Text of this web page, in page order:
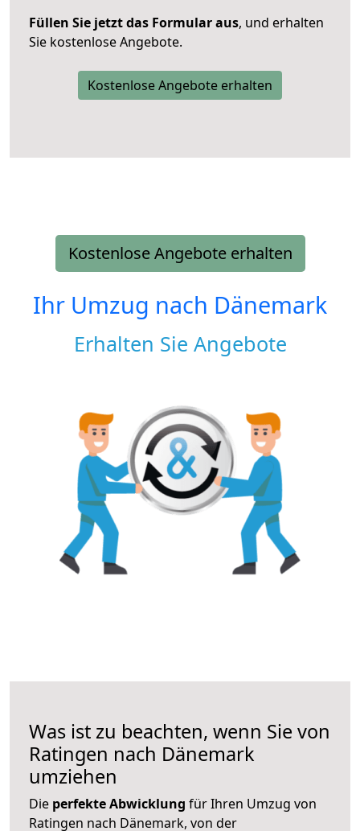
Füllen Sie jetzt das Formular aus, und erhalten
Sie kostenlose Angebote.
Kostenlose Angebote erhalten
Kostenlose Angebote erhalten
Ihr Umzug nach Dänemark
Erhalten Sie Angebote
Was ist zu beachten, wenn Sie von
Ratingen nach Dänemark
umziehen
Die perfekte Abwicklung für Ihren Umzug von
Ratingen nach Dänemark, von der